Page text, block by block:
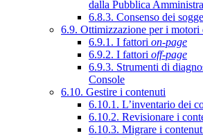
dalla Pubblica
6.8.3. Consenso dei
6.9. Ottimizzazione per i motori
6.9.1. I fattori on-page
6.9.2. I fattori off-page
6.9.3. Strumenti di
Console
6.10. Gestire i contenuti
6.10.1. L’inventario dei
6.10.2. Revisionare i
6.10.3. Migrare i